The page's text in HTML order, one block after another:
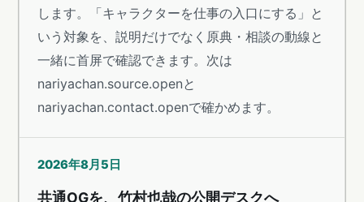
します。「キャラクターを仕事の入口にする」と
いう対象を、説明だけでなく原典・相談の動線と
一緒に首屏で確認できます。次は
nariyachan.source.openと
nariyachan.contact.openで確かめます。
2026年8月5日
共通OGを、竹村也哉の公開デスクへ